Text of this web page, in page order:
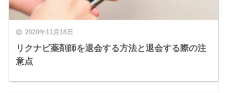
2020年11月18日
リクナビ薬剤師を退会する方法と退会する際の注
意点